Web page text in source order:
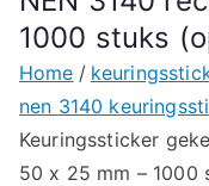
1000 stuks
Home
nen 3140
Keuringssticker
50 x 25 mm – 1000